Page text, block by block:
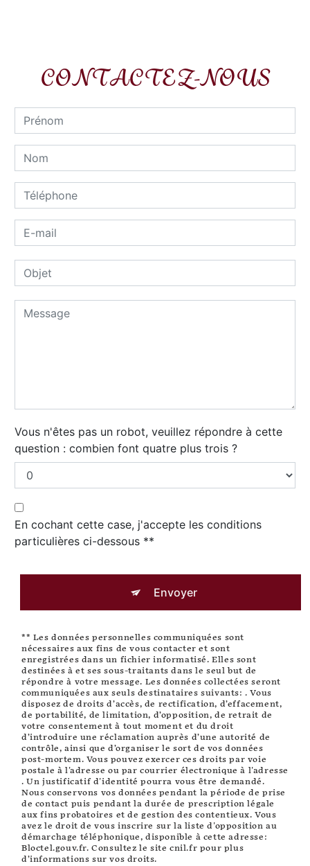
CONTACTEZ-NOUS
Vous n'êtes pas un robot, veuillez répondre à cette
question : combien font quatre plus trois ?
En cochant cette case, j'accepte les conditions
particulières ci-dessous **
Envoyer
** Les données personnelles communiquées sont
nécessaires aux fins de vous contacter et sont
enregistrées dans un fichier informatisé. Elles sont
destinées à et ses sous-traitants dans le seul but de
répondre à votre message. Les données collectées seront
communiquées aux seuls destinataires suivants: . Vous
disposez de droits d’accès, de rectification, d’effacement,
de portabilité, de limitation, d’opposition, de retrait de
votre consentement à tout moment et du droit
d’introduire une réclamation auprès d’une autorité de
contrôle, ainsi que d’organiser le sort de vos données
post-mortem. Vous pouvez exercer ces droits par voie
postale à l'adresse ou par courrier électronique à l'adresse
. Un justificatif d'identité pourra vous être demandé.
Nous conservons vos données pendant la période de prise
de contact puis pendant la durée de prescription légale
aux fins probatoires et de gestion des contentieux. Vous
avez le droit de vous inscrire sur la liste d'opposition au
démarchage téléphonique, disponible à cette adresse:
Bloctel.gouv.fr. Consultez le site cnil.fr pour plus
d’informations sur vos droits.